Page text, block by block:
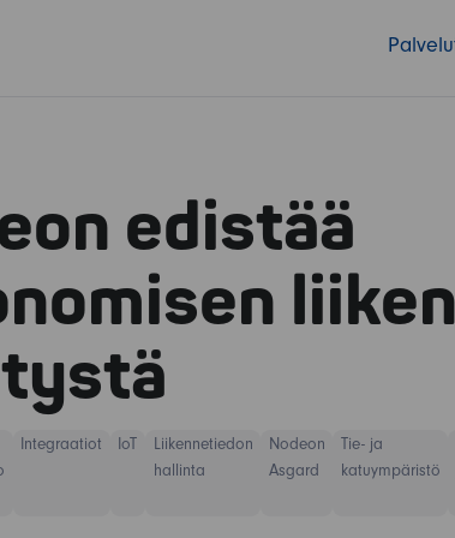
edistää
Integraatiot IoT
Liikennetiedon
hallinta
Nodeon
Asgard
Tie- ja
katuympäristö